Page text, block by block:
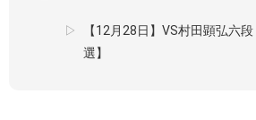
【12月28日】VS村田顕弘六
選】